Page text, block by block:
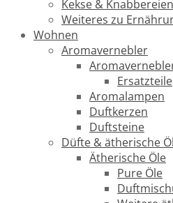
Kekse & Knabbereien
Weiteres zu
Wohnen
Aromavernebler
Ersatzteile
Aromalampen
Duftkerzen
Duftsteine
Düfte & ätherische
Ätherische Öle
Pure Öle